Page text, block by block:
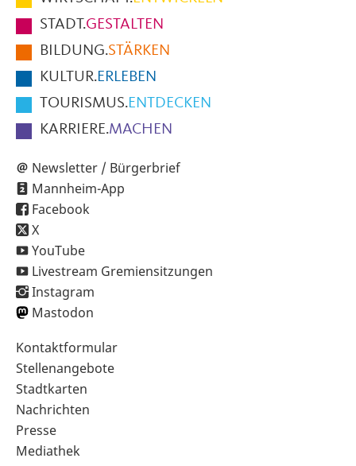
Fußbereich
der
Seite
STADT.GESTALTEN
BILDUNG.STÄRKEN
KULTUR.ERLEBEN
TOURISMUS.ENTDECKEN
KARRIERE.MACHEN
Newsletter / Bürgerbrief
Mannheim-App
Facebook
X
YouTube
Livestream Gremiensitzungen
Instagram
Mastodon
Sekundärnavigation
im
Fußbereich
Kontaktformular
Stellenangebote
Stadtkarten
Nachrichten
Presse
Mediathek